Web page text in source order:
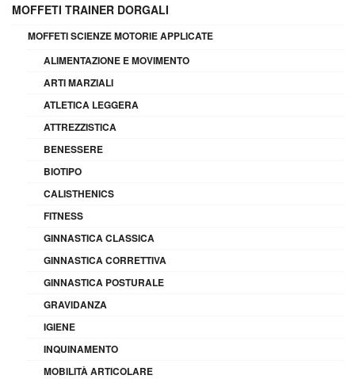
MOFFETI TRAINER DORGALI
MOFFETI SCIENZE MOTORIE APPLICATE
ALIMENTAZIONE E MOVIMENTO
ARTI MARZIALI
ATLETICA LEGGERA
ATTREZZISTICA
BENESSERE
BIOTIPO
CALISTHENICS
FITNESS
GINNASTICA CLASSICA
GINNASTICA CORRETTIVA
GINNASTICA POSTURALE
GRAVIDANZA
IGIENE
INQUINAMENTO
MOBILITÀ ARTICOLARE